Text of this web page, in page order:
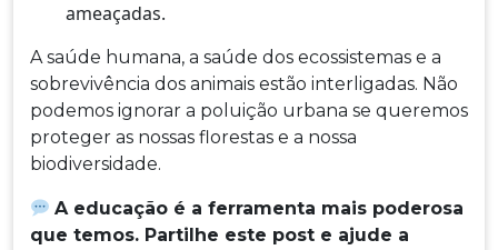
ameaçadas.
A saúde humana, a saúde dos ecossistemas e a
sobrevivência dos animais estão interligadas. Não
podemos ignorar a poluição urbana se queremos
proteger as nossas florestas e a nossa
biodiversidade.
A educação é a ferramenta mais poderosa
que temos. Partilhe este post e ajude a